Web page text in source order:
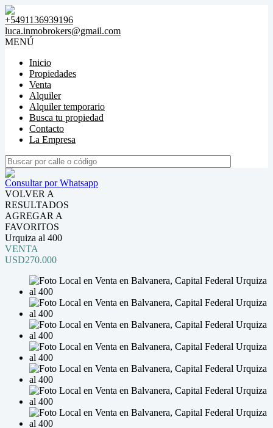
+5491136939196
luca.inmobrokers@gmail.com
MENÚ
Inicio
Propiedades
Venta
Alquiler
Alquiler temporario
Busca tu propiedad
Contacto
La Empresa
Consultar por Whatsapp
VOLVER A
RESULTADOS
AGREGAR A
FAVORITOS
Urquiza al 400
VENTA
USD270.000